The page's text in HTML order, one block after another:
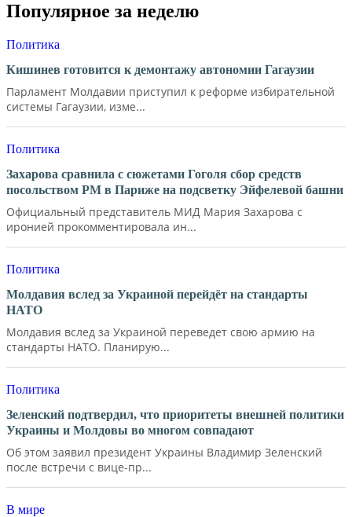
Популярное за неделю
Политика
Кишинев готовится к демонтажу автономии Гагаузии
Парламент Молдавии приступил к реформе избирательной
системы Гагаузии, изме...
Политика
Захарова сравнила с сюжетами Гоголя сбор средств
посольством РМ в Париже на подсветку Эйфелевой башни
Официальный представитель МИД Мария Захарова с
иронией прокомментировала ин...
Политика
Молдавия вслед за Украиной перейдёт на стандарты
НАТО
Молдавия вслед за Украиной переведет свою армию на
стандарты НАТО. Планирую...
Политика
Зеленский подтвердил, что приоритеты внешней политики
Украины и Молдовы во многом совпадают
Об этом заявил президент Украины Владимир Зеленский
после встречи с вице-пр...
В мире